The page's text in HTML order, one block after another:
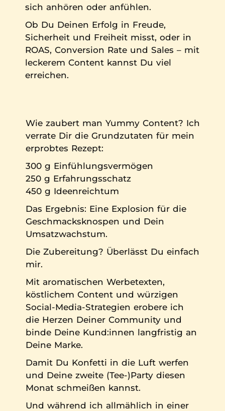
sich anhören oder anfühlen.
Ob Du Deinen Erfolg in Freude,
Sicherheit und Freiheit misst, oder in
ROAS, Conversion Rate und Sales – mit
leckerem Content kannst Du viel
erreichen.
Wie zaubert man Yummy Content? Ich
verrate Dir die Grundzutaten für mein
erprobtes Rezept:
300 g Einfühlungsvermögen
250 g Erfahrungsschatz
450 g Ideenreichtum
Das Ergebnis: Eine Explosion für die
Geschmacksknospen und Dein
Umsatzwachstum.
Die Zubereitung? Überlässt Du einfach
mir.
Mit aromatischen Werbetexten,
köstlichem Content und würzigen
Social-Media-Strategien erobere ich
die Herzen Deiner Community und
binde Deine Kund:innen langfristig an
Deine Marke.
Damit Du Konfetti in die Luft werfen
und Deine zweite (Tee-)Party diesen
Monat schmeißen kannst.
Und während ich allmählich in einer